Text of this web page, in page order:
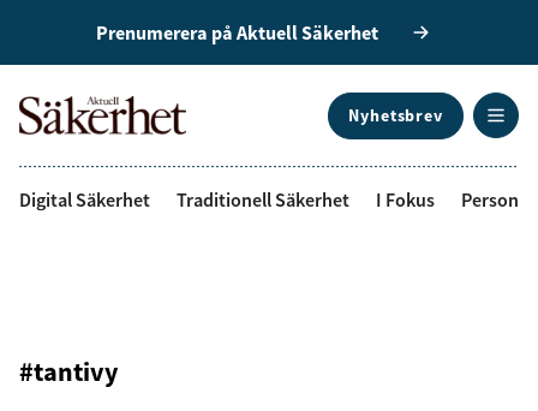
Prenumerera på Aktuell Säkerhet
Nyhetsbrev
Digital Säkerhet Traditionell Säkerhet I Fokus
#tantivy